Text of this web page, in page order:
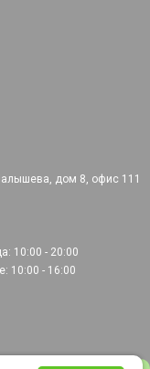
дом 8, офис 111
10:00 - 20:00
10:00 - 16:00